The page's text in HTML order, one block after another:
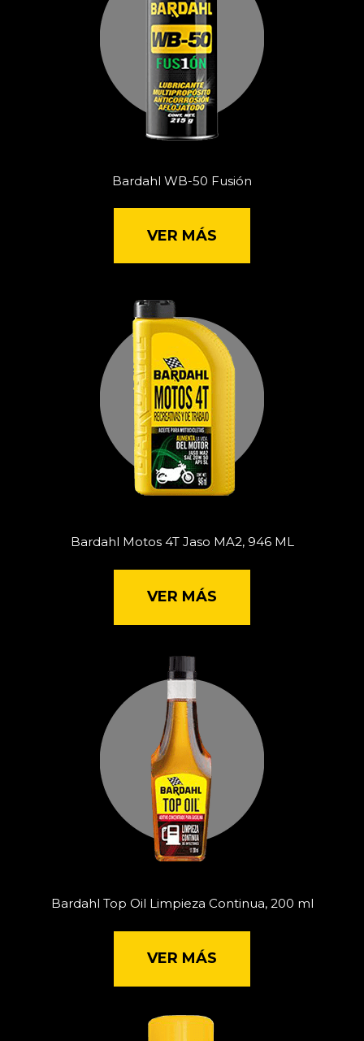
Bardahl WB-50 Fusión
VER MÁS
Bardahl Motos 4T Jaso MA2, 946 ML
VER MÁS
Bardahl Top Oil Limpieza Continua, 200 ml
VER MÁS